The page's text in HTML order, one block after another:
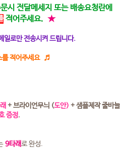
시 전달메세지 또는 배송요청란에
적어주세요. ★
일로만 전송시켜 드립니다.
를 적어주세요 ♬
+ 브라이언무늬 (도안) + 샘플제작 줄바늘
증정.
9타래로 완성.